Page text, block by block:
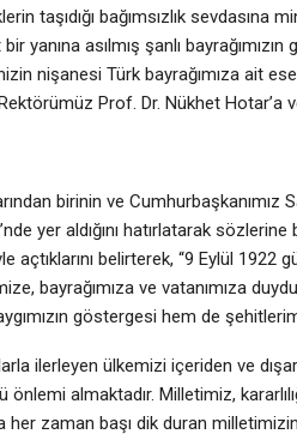
taşıdığı bağımsızlık
yanına asılmış şanlı
nişanesi Türk bayrağımıza ait
Prof. Dr. Nükhet Hotar’a
birinin ve Cumhurbaşkanımız
yer aldığını hatırlatarak
açtıklarını belirterek, “9 Eylül
bayrağımıza ve vatanımıza
göstergesi hem de
ilerleyen ülkemizi içeriden ve
önlemi almaktadır. Milletimiz,
her zaman başı dik duran